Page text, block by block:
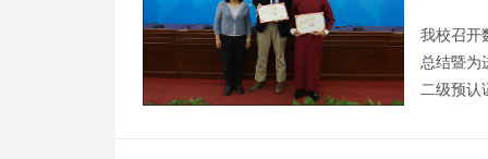
我校召开
总结暨为
二级预认